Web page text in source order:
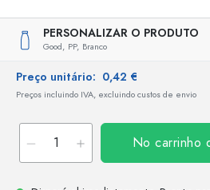
PERSONALIZAR O PRODUTO
Good, PP, Branco
Preço unitário: 0,42 €
Preços incluindo IVA, excluindo custos de envio
No carrinho